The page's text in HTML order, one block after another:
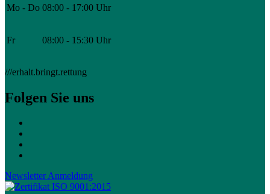
Mo - Do 08:00 - 17:00 Uhr
Fr 08:00 - 15:30 Uhr
///erhalt.bringt.rettung
Folgen Sie uns
Newsletter Anmeldung